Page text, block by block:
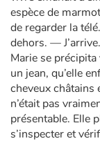
espèce de
de regarder la
dehors. —
Marie se
un jean, qu’elle
cheveux châtains
n’était pas
présentable. Elle
s’inspecter et